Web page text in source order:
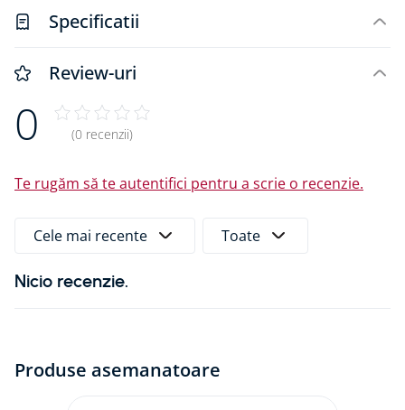
unui spirit de echipă și la promovarea
profesionalismului în activitățile zilnice. Beneficii
organizarea cheilor - Promovează identitatea de brand
practic, cât și ca obiect promoțional - Potrivit pentru
meseriași, colecționari și fanii FESTOOL Alege brelocul
Specificatii
Review-uri
0 (0 recenzii)
Te rugăm să te autentifici pentru a scrie o recenzie.
Cele mai recente Toate
Nicio recenzie.
Produse asemanatoare